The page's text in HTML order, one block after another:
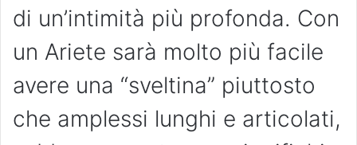
di un’intimità più profonda. Con
un Ariete sarà molto più facile
avere una “sveltina” piuttosto
che amplessi lunghi e articolati,